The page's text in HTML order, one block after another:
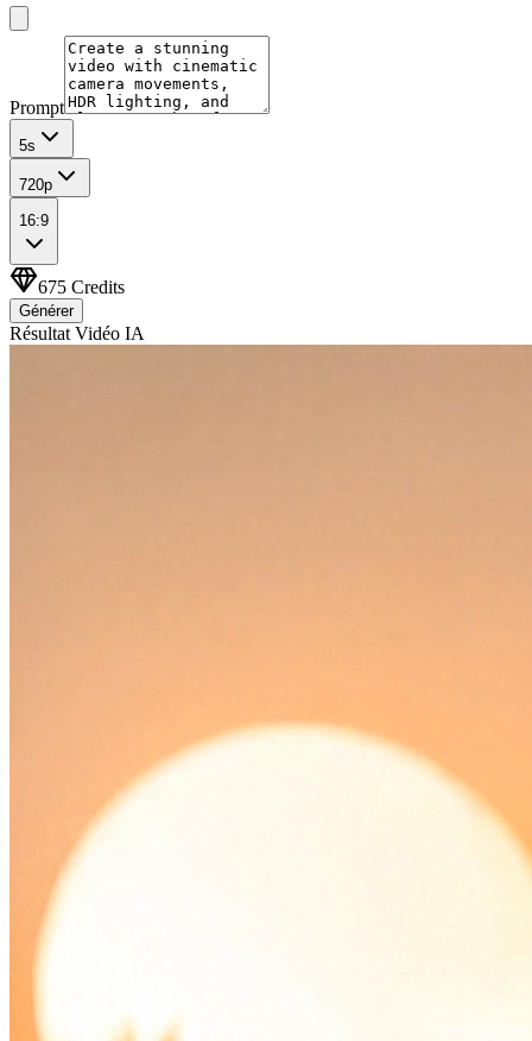
Prompt
5s
720p
16:9
675 Credits
Générer
Résultat Vidéo IA